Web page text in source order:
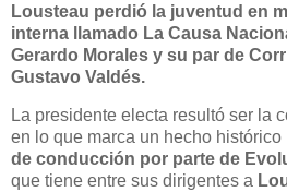
Lousteau perdió la juventud en
interna llamado La Causa
Gerardo Morales y su par de
Gustavo Valdés.
La presidente electa resultó ser la
en lo que marca un hecho histórico
de conducción por parte de
que tiene entre sus dirigentes a